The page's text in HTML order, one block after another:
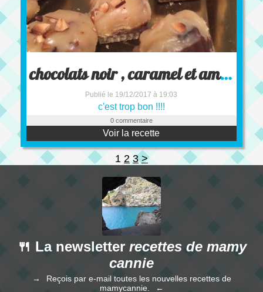
chocolats noir , caramel et amandes
Publié le 19/12/2017 à 19:03
c'est trop bon !!!!
0 commentaire
Voir la recette
1 2 3 >
🍴 La newsletter recettes de mamy
cannie
Reçois par e-mail toutes les nouvelles recettes de
mamycannie.